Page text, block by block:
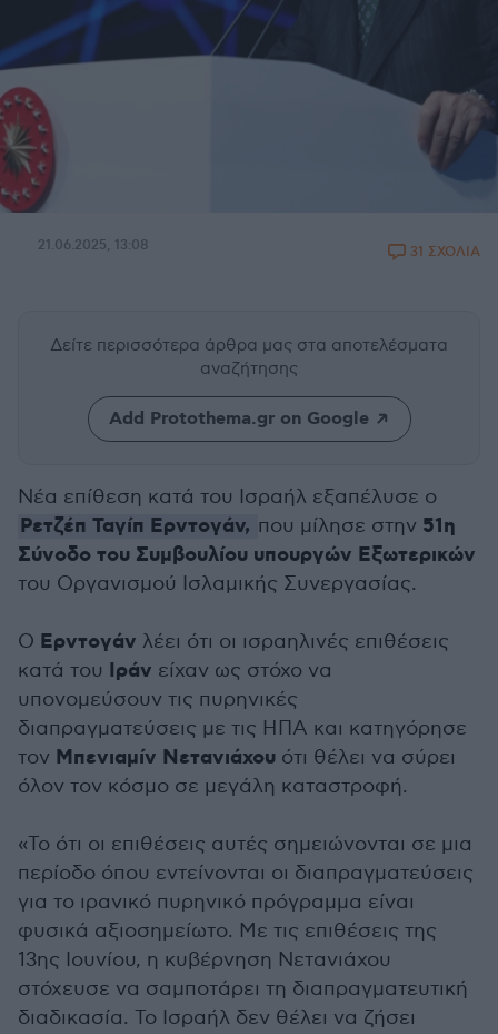
21.06.2025, 13:08 31 ΣΧΟΛΙΑ
Δείτε περισσότερα άρθρα μας στα αποτελέσματα
αναζήτησης
Add Protothema.gr on Google
Νέα επίθεση κατά του Ισραήλ εξαπέλυσε ο
Ρετζέπ Ταγίπ Ερντογάν, που μίλησε στην 51η
Σύνοδο του Συμβουλίου υπουργών Εξωτερικών
του Οργανισμού Ισλαμικής Συνεργασίας.
Ο Ερντογάν λέει ότι οι ισραηλινές επιθέσεις
κατά του Ιράν είχαν ως στόχο να
υπονομεύσουν τις πυρηνικές
διαπραγματεύσεις με τις ΗΠΑ και κατηγόρησε
τον Μπενιαμίν Νετανιάχου ότι θέλει να σύρει
όλον τον κόσμο σε μεγάλη καταστροφή.
«Το ότι οι επιθέσεις αυτές σημειώνονται σε μια
περίοδο όπου εντείνονται οι διαπραγματεύσεις
για το ιρανικό πυρηνικό πρόγραμμα είναι
φυσικά αξιοσημείωτο. Με τις επιθέσεις της
13ης Ιουνίου, η κυβέρνηση Νετανιάχου
στόχευσε να σαμποτάρει τη διαπραγματευτική
διαδικασία. Το Ισραήλ δεν θέλει να ζήσει